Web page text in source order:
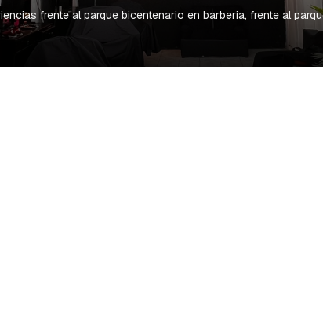
frente al parque bicentenario en barberia, frente al